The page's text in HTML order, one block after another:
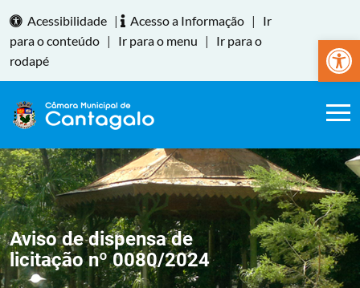
Abrir
Acessibilidade | Acesso a Informação |
Ir
para o conteúdo | Ir para o menu |
Ir para o
rodapé
Aviso de dispensa de
licitação nº 0080/2024